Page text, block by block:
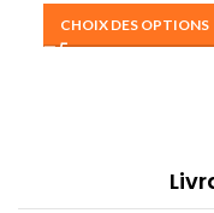
CHOIX DES OPTIONS